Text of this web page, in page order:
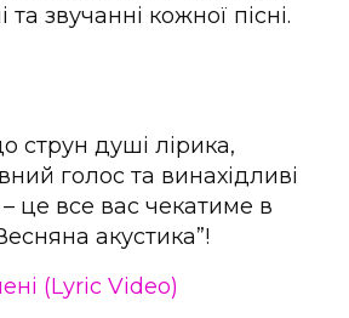
звучанні кожної пісні.
струн душі лірика,
голос та винахідливі
це все вас чекатиме в
акустика”!
(Lyric Video)